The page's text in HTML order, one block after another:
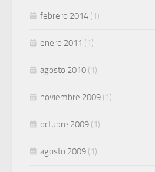
febrero 2014 (1)
enero 2011 (1)
agosto 2010 (1)
noviembre 2009 (1)
octubre 2009 (1)
agosto 2009 (1)